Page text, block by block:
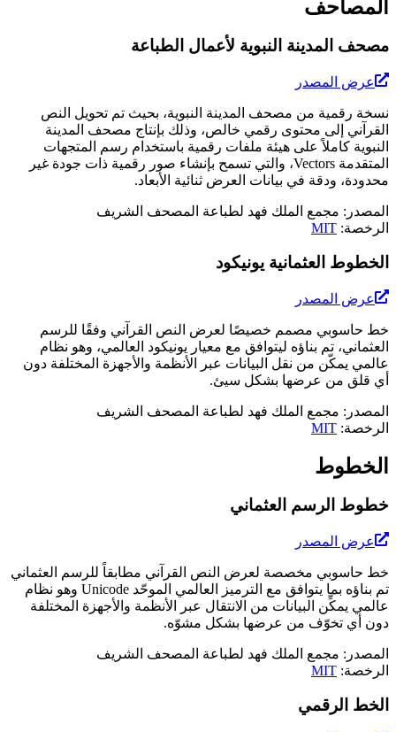
المصاحف
مصحف المدينة النبوية لأعمال الطباعة
عرض المصدر
نسخة رقمية من مصحف المدينة النبوية، بحيث تم تحويل النص
القرآني إلى محتوى رقمي خالص، وذلك بإنتاج مصحف المدينة
النبوية كاملاً على هيئة ملفات رقمية باستخدام رسم المتجهات
المتقدمة Vectors، والتي تسمح بإنشاء صور رقمية ذات جودة غير
محدودة، ودقة في بيانات العرض ثنائية الأبعاد.
المصدر : مجمع الملك فهد لطباعة المصحف الشريف
الرخصة:
MIT
الخطوط العثمانية يونيكود
عرض المصدر
خط حاسوبي مصمم خصيصًا لعرض النص القرآني وفقًا للرسم
العثماني، تم بناؤه ليتوافق مع معيار يونيكود العالمي، وهو نظام
عالمي يمكّن من نقل البيانات عبر الأنظمة والأجهزة المختلفة دون
أي قلق من عرضها بشكل سيئ.
المصدر : مجمع الملك فهد لطباعة المصحف الشريف
الرخصة:
MIT
الخطوط
خطوط الرسم العثماني
عرض المصدر
خط حاسوبي مخصصة لعرض النص القرآني مطابقاً للرسم العثماني
تم بناؤه بما يتوافق مع الترميز العالمي الموحّد Unicode وهو نظام
عالمي يمكِّن البيانات من الانتقال عبر الأنظمة والأجهزة المختلفة
دون أي تخوّف من عرضها بشكل مشوّه.
المصدر : مجمع الملك فهد لطباعة المصحف الشريف
الرخصة:
MIT
الخط الرقمي